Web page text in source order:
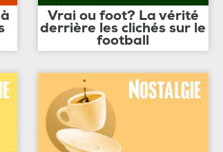
Vrai ou foot? La vérité
derrière les clichés sur le
football